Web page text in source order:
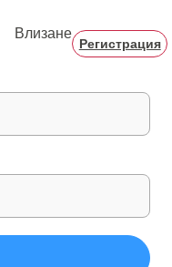
Влизане
Регистрация